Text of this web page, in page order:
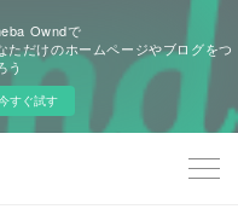
Owndで
ただけのホームページやブログをつ
う
すぐ試す